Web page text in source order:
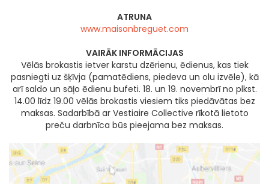
ATRUNA
www.maisonbreguet.com
VAIRĀK INFORMĀCIJAS
Vēlās brokastis ietver karstu dzērienu, ēdienus, kas tiek
pasniegti uz šķīvja (pamatēdiens, piedeva un olu izvēle), kā
arī saldo un sāļo ēdienu bufeti. 18. un 19. novembrī no plkst.
14.00 līdz 19.00 vēlās brokastis viesiem tiks piedāvātas bez
maksas. Sadarbībā ar Vestiaire Collective rīkotā lietoto
preču darbnīca būs pieejama bez maksas.